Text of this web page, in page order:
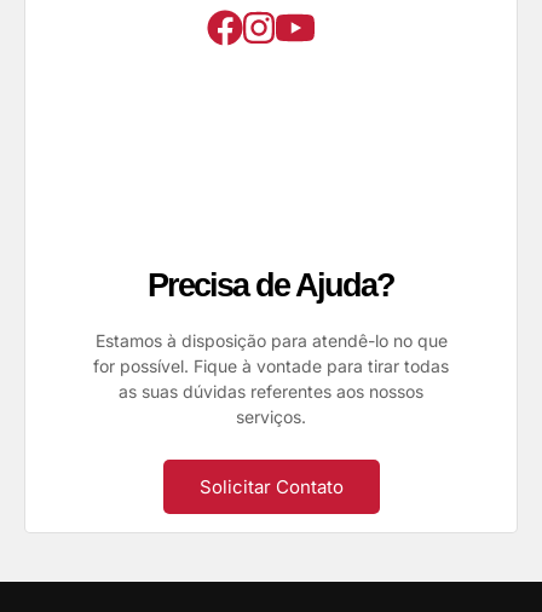
Precisa de Ajuda?
Estamos à disposição para atendê-lo no que
for possível. Fique à vontade para tirar todas
as suas dúvidas referentes aos nossos
serviços.
Solicitar Contato